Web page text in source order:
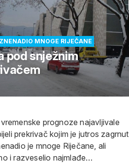
MNOGE RIJEČANE
pod snježnim
prognoze najavljivale
prekrivač kojim je jutros zagrnut
je mnoge Riječane, ali
i razveselio najmlađe…